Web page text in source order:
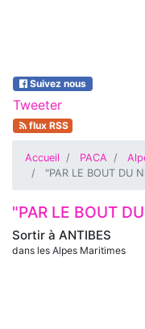
Suivez nous
Tweeter
flux RSS
Accueil PACA
"PAR LE BOUT DU
Sortir à ANTIBES
dans les Alpes Maritimes
"PAR LE BOUT